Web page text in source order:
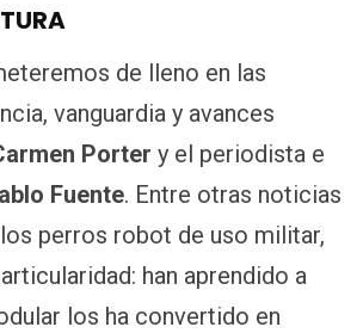
de lleno en las
vanguardia y avances
Porter y el periodista e
Fuente. Entre otras noticias
perros robot de uso militar,
han aprendido a
los ha convertido en